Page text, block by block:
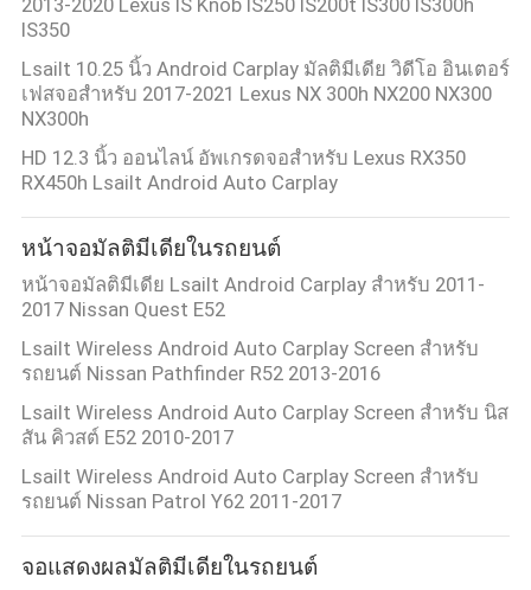
2013-2020 Lexus IS Knob IS250 IS200t IS300 IS300h
IS350
Lsailt 10.25 นิ้ว Android Carplay มัลติมีเดีย วิดีโอ อินเตอร์
เฟสจอสําหรับ 2017-2021 Lexus NX 300h NX200 NX300
NX300h
HD 12.3 นิ้ว ออนไลน์ อัพเกรดจอสําหรับ Lexus RX350
RX450h Lsailt Android Auto Carplay
หน้าจอมัลติมีเดียในรถยนต์
หน้าจอมัลติมีเดีย Lsailt Android Carplay สำหรับ 2011-
2017 Nissan Quest E52
Lsailt Wireless Android Auto Carplay Screen สําหรับ
รถยนต์ Nissan Pathfinder R52 2013-2016
Lsailt Wireless Android Auto Carplay Screen สําหรับ นิส
สัน คิวสต์ E52 2010-2017
Lsailt Wireless Android Auto Carplay Screen สําหรับ
รถยนต์ Nissan Patrol Y62 2011-2017
จอแสดงผลมัลติมีเดียในรถยนต์